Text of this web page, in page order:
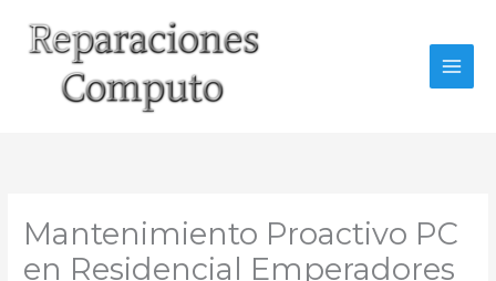
contenido
Mantenimiento Proactivo PC
en Residencial Emperadores